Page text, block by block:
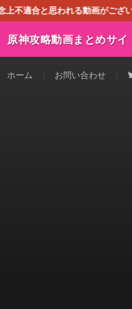
画がございましたら、下
原神攻略動画まとめサイ
ホーム お問い合わせ